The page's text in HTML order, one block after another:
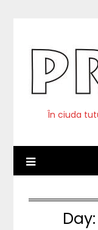
În ciuda
Day: